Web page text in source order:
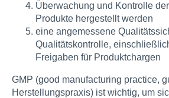
Überwachung und Kontrolle
Produkte hergestellt werden
eine angemessene
Qualitätskontrolle,
Freigaben für Produktchargen
GMP (good manufacturing practice,
Herstellungspraxis) ist wichtig, um